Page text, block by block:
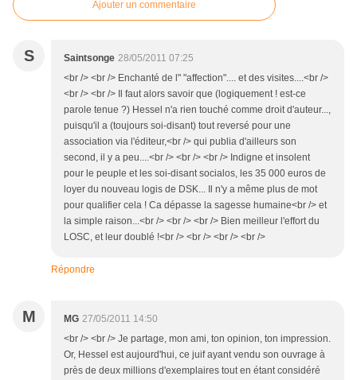
Ajouter un commentaire
S Saintsonge 28/05/2011 07:25
<br /> <br /> Enchanté de l" "affection".... et des visites....<br />
<br /> <br /> Il faut alors savoir que (logiquement ! est-ce
parole tenue ?) Hessel n'a rien touché comme droit d'auteur...,
puisqu'il a (toujours soi-disant) tout reversé pour une
association via l'éditeur,<br /> qui publia d'ailleurs son
second, il y a peu....<br /> <br /> <br /> Indigne et insolent
pour le peuple et les soi-disant socialos, les 35 000 euros de
loyer du nouveau logis de DSK... Il n'y a même plus de mot
pour qualifier cela ! Ca dépasse la sagesse humaine<br /> et
la simple raison...<br /> <br /> <br /> Bien meilleur l'effort du
LOSC, et leur doublé !<br /> <br /> <br /> <br />
Répondre
M MG 27/05/2011 14:50
<br /> <br /> Je partage, mon ami, ton opinion, ton impression.
Or, Hessel est aujourd'hui, ce juif ayant vendu son ouvrage à
près de deux millions d'exemplaires tout en étant considéré